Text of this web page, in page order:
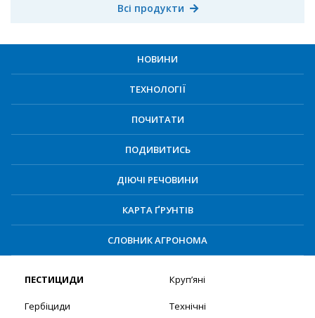
Всі продукти
НОВИНИ
ТЕХНОЛОГІЇ
ПОЧИТАТИ
ПОДИВИТИСЬ
ДІЮЧІ РЕЧОВИНИ
КАРТА ҐРУНТІВ
СЛОВНИК АГРОНОМА
ПЕСТИЦИДИ
Гербіциди
Круп’яні
Технічні